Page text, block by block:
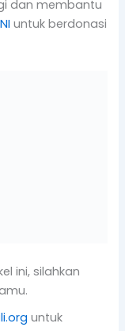
dan membantu
untuk berdonasi